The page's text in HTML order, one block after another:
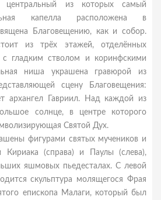
центральный из которых самый
капелла расположена в
Благовещению, как и собор.
из трёх этажей, отделённых
гладким стволом и коринфскими
ниша украшена гравюрой из
сцену Благовещения:
архангел Гавриил. Над каждой из
солнце, в центре которого
Святой Дух.
фигурами святых мучеников и
Кириака (справа) и Паулы (слева),
яшмовых пьедесталах. С левой
скульптура молящегося Фрая
епископа Малаги, который был